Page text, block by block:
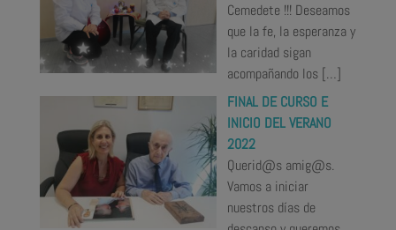
Cemedete !!! Deseamos
que la fe, la esperanza y
la caridad sigan
acompañando los […]
FINAL DE CURSO E
INICIO DEL VERANO
2022
Querid@s amig@s.
Vamos a iniciar
nuestros días de